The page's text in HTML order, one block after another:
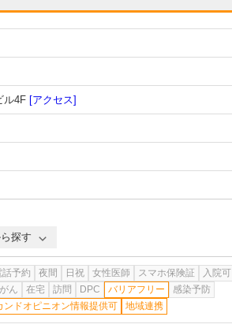
ル4F [アクセス]
探す
話予約 夜間 日祝 女性医師 スマホ保険証 入院可
がん 在宅 訪問 DPC バリアフリー
感染予防
ンドオピニオン情報提供可 地域連携